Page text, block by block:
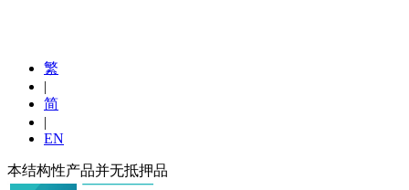
繁
|
简
|
EN
本结构性产品并无抵押品